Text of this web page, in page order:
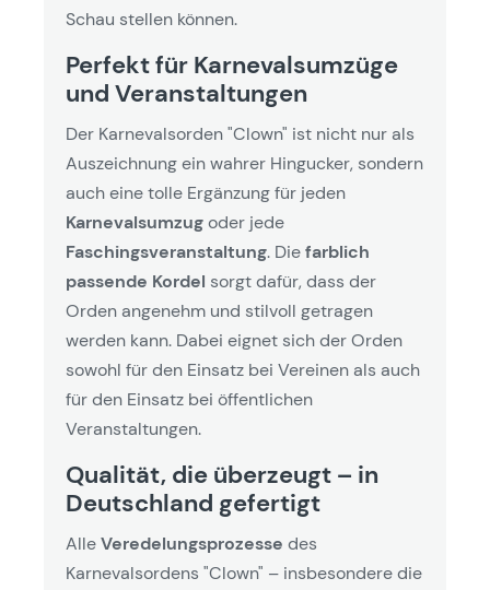
Schau stellen können.
Perfekt für Karnevalsumzüge
und Veranstaltungen
Der Karnevalsorden "Clown" ist nicht nur als
Auszeichnung ein wahrer Hingucker, sondern
auch eine tolle Ergänzung für jeden
Karnevalsumzugoder jede
Faschingsveranstaltung. Diefarblich
passende Kordel sorgt dafür, dass der
Orden angenehm und stilvoll getragen
werden kann. Dabei eignet sich der Orden
sowohl für den Einsatz bei Vereinen als auch
für den Einsatz bei öffentlichen
Veranstaltungen.
Qualität, die überzeugt – in
Deutschland gefertigt
AlleVeredelungsprozesse des
Karnevalsordens "Clown" – insbesondere die